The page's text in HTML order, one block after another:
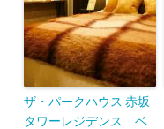
ザ・パークハウス 赤坂
タワーレジデンス ベ